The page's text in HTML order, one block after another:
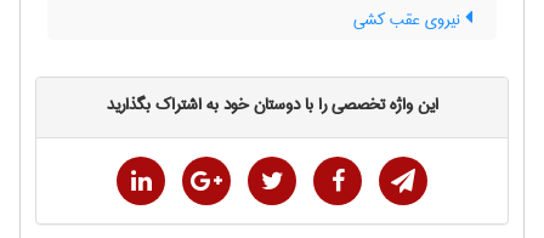
نیروی عقب کشی
این واژه تخصصی را با دوستان خود به اشتراک بگذارید